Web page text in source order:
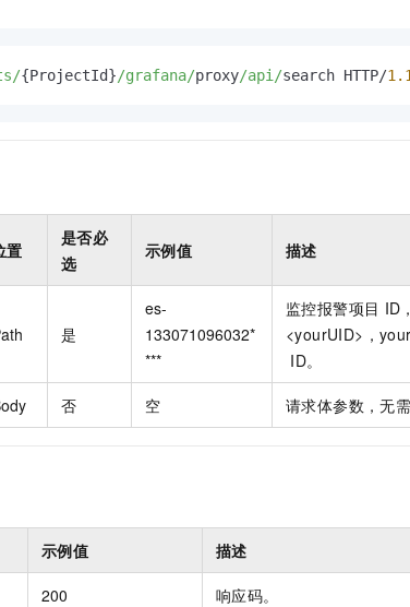
{ProjectId}/grafana/proxy/api/search HTTP/
置
是否必
选
示例值 描述
是
es-
133071096032*
***
监控报警项目 ID
<yourUID>，
ID。
否 空 请求体参数，无需
示例值 描述
200 响应码。
灵活可视化地构建企业级 Agent
用1%尺寸在特定领域达到大模型90%以上效果
即刻拥有 DeepSeek-R1 满血版
多模态数据信息提取
超强辅助，
广告营销
建站系统